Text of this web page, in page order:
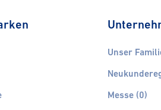
Unser
Messe (0)